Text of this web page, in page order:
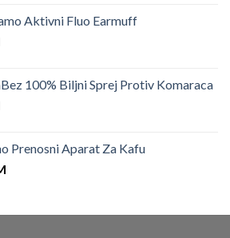
Aktivni Fluo Earmuff
100% Biljni Sprej Protiv Komaraca
Prenosni Aparat Za Kafu